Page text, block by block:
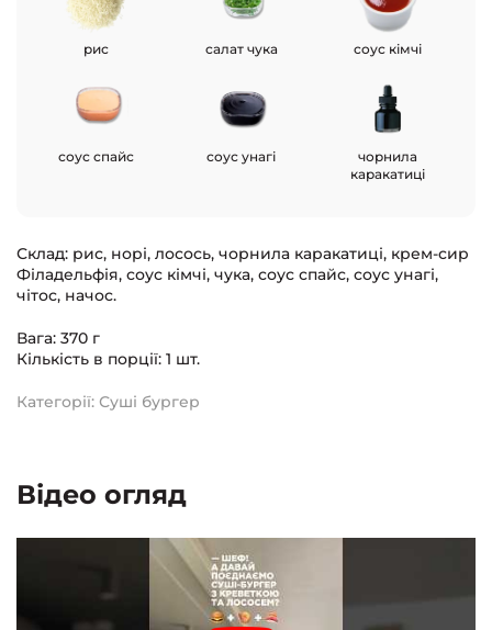
рис салат чука соус кімчі
соус спайс соус унагі
чорнила
каракатиці
Склад: рис, норі, лосось, чорнила каракатиці, крем-сир
Філадельфія, соус кімчі, чука, соус спайс, соус унагі,
чітос, начос.
Вага: 370 г
Кількість в порції: 1 шт.
Категорії: Суші бургер
Відео огляд